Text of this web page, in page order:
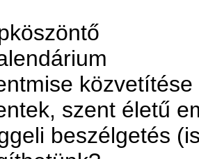
közvetítése
szent életű
beszélgetés